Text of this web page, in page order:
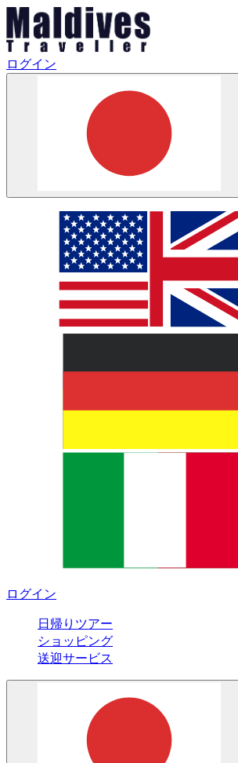
ログイン
ログイン
日帰りツアー
ショッピング
送迎サービス